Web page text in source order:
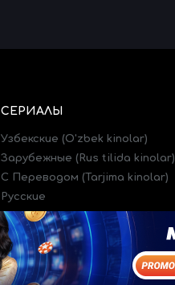
СЕРИАЛЫ
Узбекские (O'zbek kinolar)
Зарубежные (Rus tilida kinolar)
C Переводом (Tarjima kinolar)
Русские
Трейлеры (Treylerlar)